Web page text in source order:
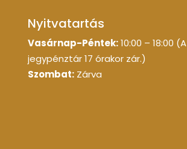
Nyitvatartás
Vasárnap-Péntek:10:00 – 18:00 (A
jegypénztár 17 órakor zár.)
Szombat: Zárva